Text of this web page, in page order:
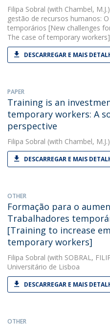
Filipa Sobral (with Chambel,
gestão de recursos humanos:
temporários [New challenges
The case of temporary workers]
DESCARREGAR E MAIS
PAPER
Training is an
temporary workers: A
perspective
Filipa Sobral (with Chambel,
DESCARREGAR E MAIS
OTHER
Formação para o
Trabalhadores
[Training to increase
temporary workers]
Filipa Sobral (with SOBRAL,
Universitário de Lisboa
DESCARREGAR E MAIS
OTHER